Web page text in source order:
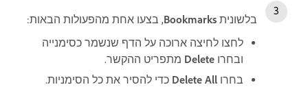
בלשונית Bookmarks, בצעו אחת מהפעולות הבאות:
לחצו לחיצה ארוכה על הדף שנשמר כסימנייה
ובחרו Delete מתפריט ההקשר.
בחרו Delete All כדי להסיר את כל הסימניות.